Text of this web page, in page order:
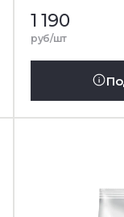
1 190
руб/шт